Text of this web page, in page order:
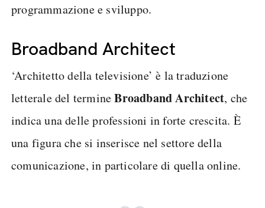
programmazione e sviluppo.
Broadband Architect
‘Architetto della televisione’ è la traduzione
letterale del termineBroadband Architect, che
indica una delle professioni in forte crescita. È
una figura che si inserisce nel settore della
comunicazione, in particolare di quella online.